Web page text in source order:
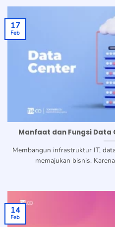
Manfaat dan Fungsi Data
Membangun infrastruktur IT,
memajukan bisnis.
17
Feb
14
Feb